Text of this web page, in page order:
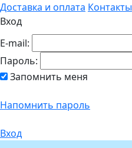
Доставка и оплата Контакты
Вход
E-mail:
Пароль:
Запомнить меня
Напомнить пароль
Вход